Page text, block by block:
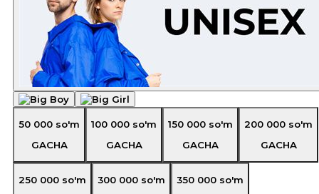
50 000 so'm
GACHA
100 000 so'm
GACHA
150 000 so'm
GACHA
200 000 so'm
GACHA
250 000 so'm
300 000 so'm
350 000 so'm